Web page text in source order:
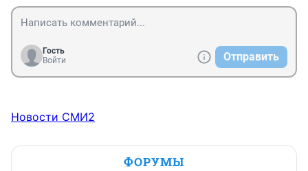
Гость
Войти
Отправить
Новости СМИ2
ФОРУМЫ